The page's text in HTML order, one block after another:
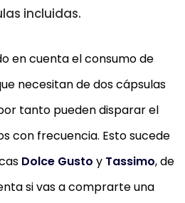
incluidas.
en cuenta el consumo de
necesitan de dos cápsulas
tanto pueden disparar el
con frecuencia. Esto sucede
Dolce Gusto y Tassimo, de
si vas a comprarte una